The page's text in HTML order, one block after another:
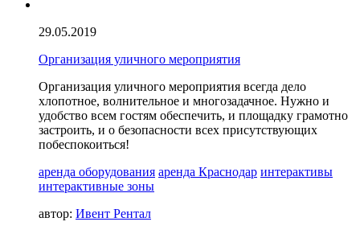
29.05.2019
Организация уличного мероприятия
Организация уличного мероприятия всегда дело
хлопотное, волнительное и многозадачное. Нужно и
удобство всем гостям обеспечить, и площадку грамотно
застроить, и о безопасности всех присутствующих
побеспокоиться!
аренда оборудования аренда Краснодар интерактивы
интерактивные зоны
автор: Ивент Рентал